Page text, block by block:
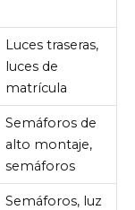
Luces traseras,
luces de
matrícula
Semáforos de
alto montaje,
semáforos
Semáforos, luz